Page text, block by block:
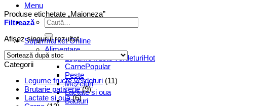
Menu
Caută
după:
Supermarket Online
Alimentare
Legume fructe verdeturi
Carne
Peste
Mezeluri
Lactate si oua
Bauturi
Produse etichetate „Maioneza”
Filtrează
Afișez singurul rezultat
Categorii
Legume fructe verdeturi (11)
Brutarie patiserie (9)
Lactate si oua (6)